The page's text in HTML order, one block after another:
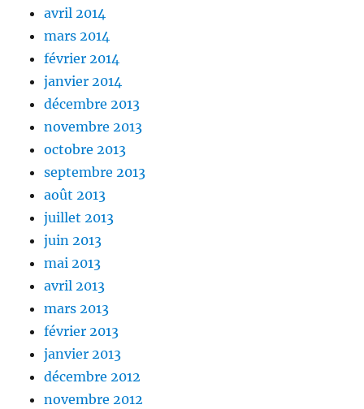
avril 2014
mars 2014
février 2014
janvier 2014
décembre 2013
novembre 2013
octobre 2013
septembre 2013
août 2013
juillet 2013
juin 2013
mai 2013
avril 2013
mars 2013
février 2013
janvier 2013
décembre 2012
novembre 2012